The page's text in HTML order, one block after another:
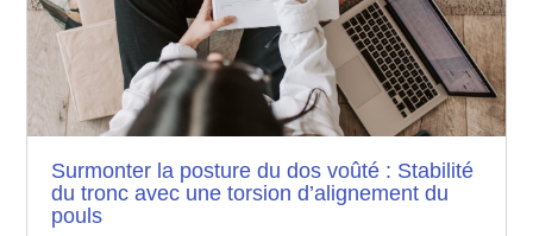
Surmonter la posture du dos voûté : Stabilité
du tronc avec une torsion d’alignement du
pouls